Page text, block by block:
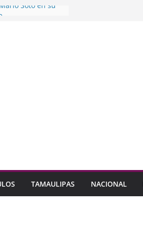
Soto en su
formar parte de
Pública
análisis sobre
en alcaldías
TAMAULIPAS NACIONAL